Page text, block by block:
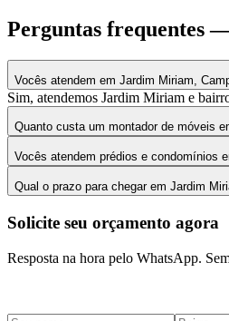
Perguntas frequentes
Vocês atendem em Jardim Miriam,
Sim, atendemos Jardim Miriam e
Quanto custa um montador de móveis
Vocês atendem prédios e condomínios
Qual o prazo para chegar em Jardim
Solicite seu orçamento agora
Resposta na hora pelo WhatsApp.